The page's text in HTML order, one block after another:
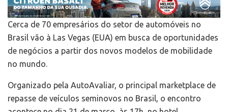
Cerca de 70 empresários do setor de automóveis no
Brasil vão à Las Vegas (EUA) em busca de oportunidades
de negócios a partir dos novos modelos de mobilidade
no mundo.
Organizado pela AutoAvaliar, o principal marketplace de
repasse de veículos seminovos no Brasil, o encontro